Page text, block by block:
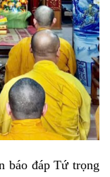
báo đáp Tứ trọng